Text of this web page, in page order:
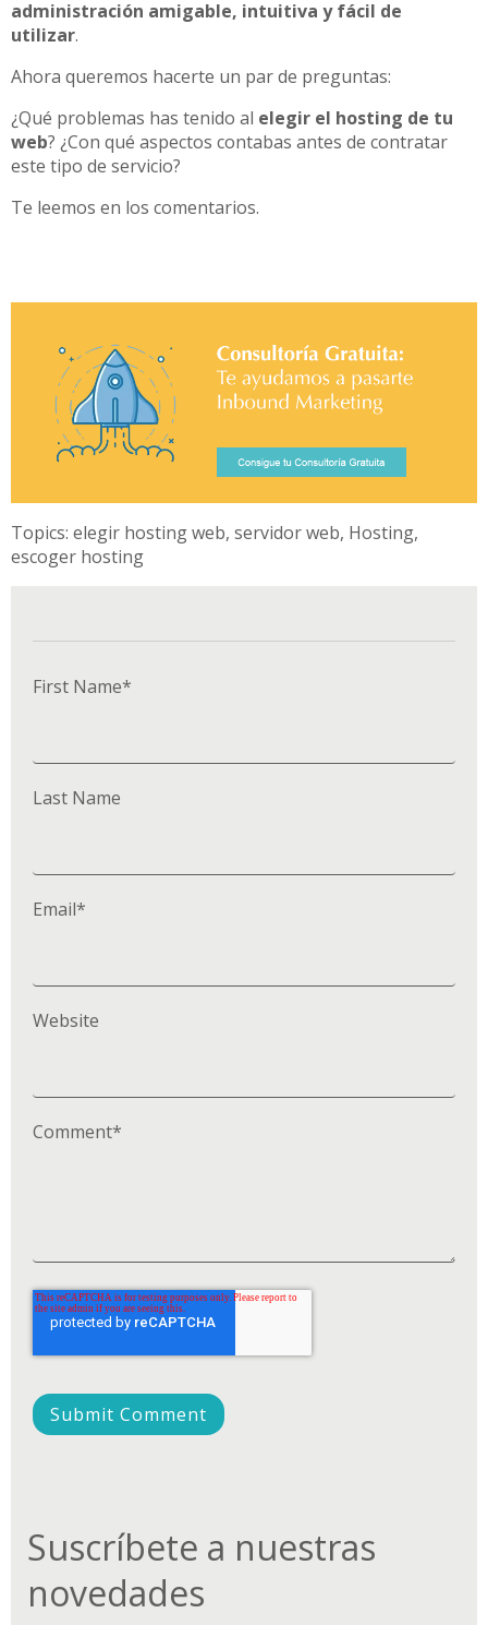
administración amigable, intuitiva y fácil de
utilizar.
Ahora queremos hacerte un par de preguntas:
¿Qué problemas has tenido al elegir el hosting de tu
web? ¿Con qué aspectos contabas antes de contratar
este tipo de servicio?
Te leemos en los comentarios.
Topics: elegir hosting web, servidor web, Hosting,
escoger hosting
First Name*
Last Name
Email*
Website
Comment*
Suscríbete a nuestras
novedades